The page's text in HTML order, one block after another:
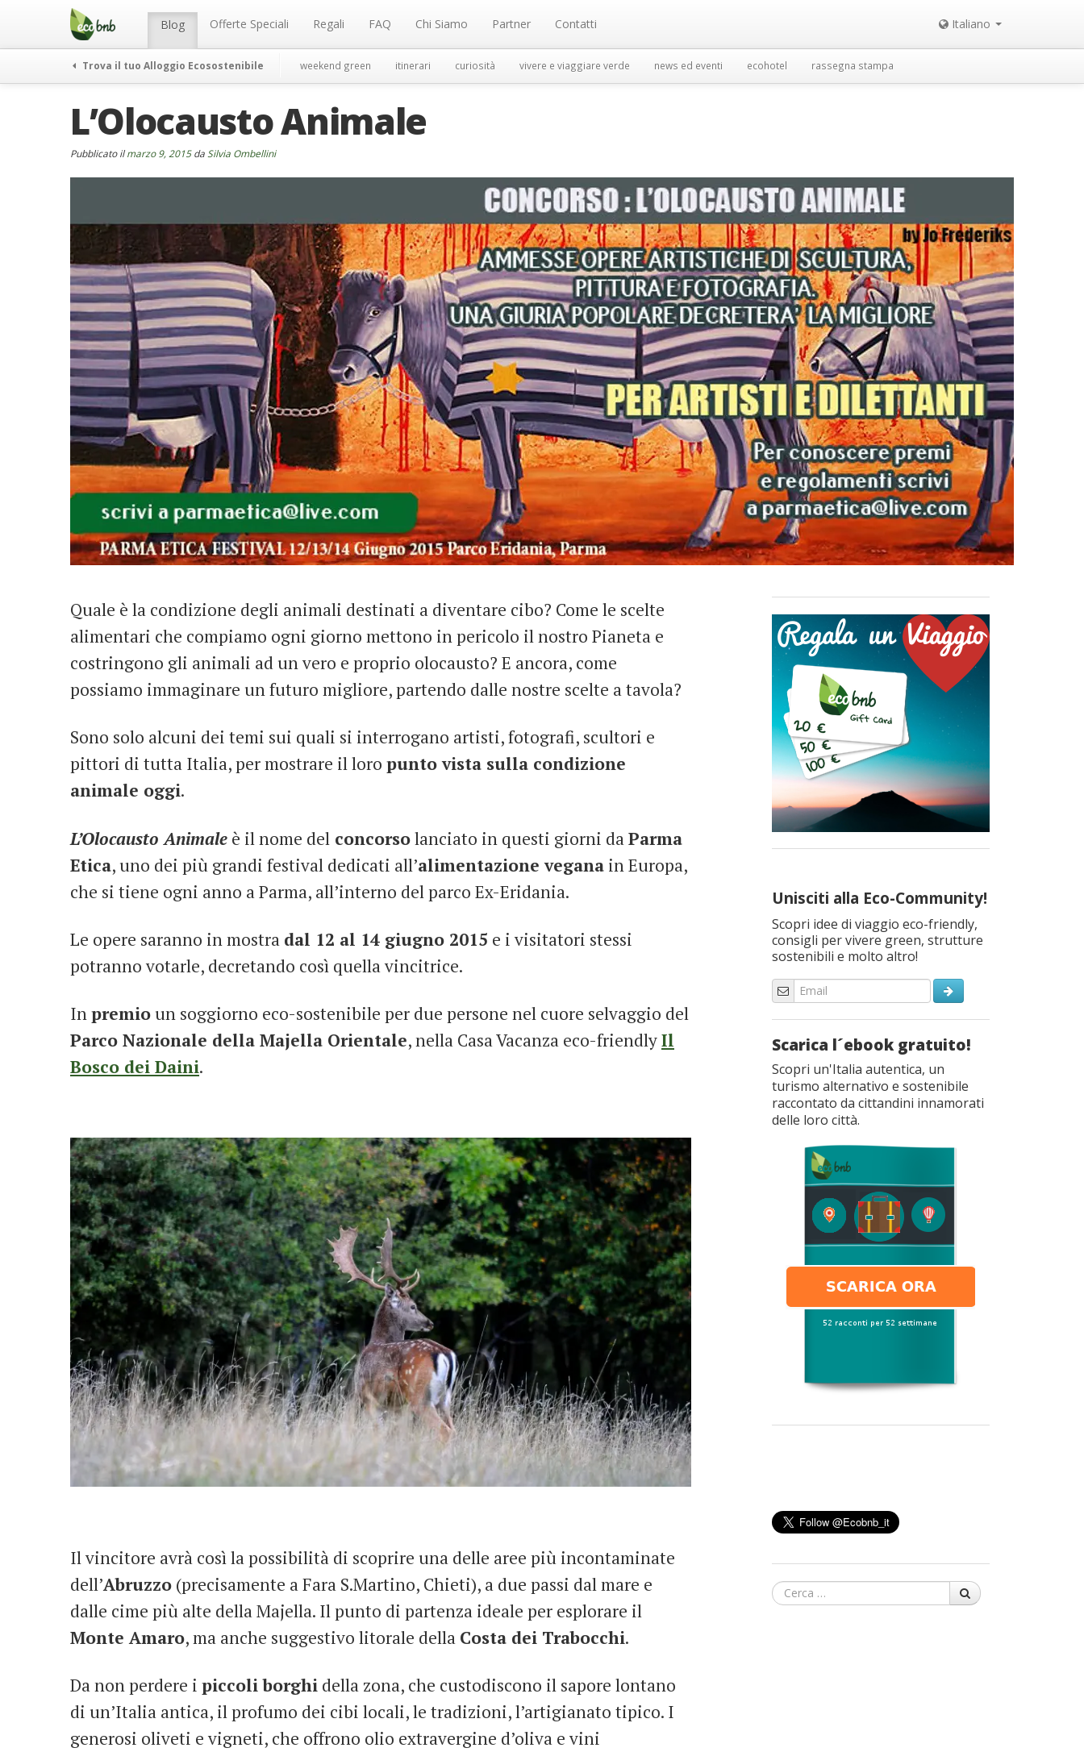
Menu Blog Offerte Speciali Regali FAQ Chi Siamo Partner Contatti Italiano
Trova il tuo Alloggio Ecosostenibile weekend green itinerari curiosità vivere e viaggiare verde news ed eventi ecohotel rassegna stampa
L’Olocausto Animale
Pubblicato ilmarzo 9, 2015da Silvia Ombellini
Quale è la condizione degli animali destinati a diventare cibo? Come le scelte
alimentari che compiamo ogni giorno mettono in pericolo il nostro Pianeta e
costringono gli animali ad un vero e proprio olocausto? E ancora, come
possiamo immaginare un futuro migliore, partendo dalle nostre scelte a tavola?
Sono solo alcuni dei temi sui quali si interrogano artisti, fotografi, scultori e
pittori di tutta Italia, per mostrare il loro punto vista sulla condizione
animale oggi.
L’Olocausto Animale è il nome del concorsolanciato in questi giorni da Parma
Etica, uno dei più grandi festival dedicati all’alimentazione vegana in Europa,
che si tiene ogni anno a Parma, all’interno del parco Ex-Eridania.
Le opere saranno in mostra dal 12 al 14 giugno 2015 e i visitatori stessi
potranno votarle, decretando così quella vincitrice.
Inpremioun soggiorno eco-sostenibile per due persone nel cuore selvaggio del
Parco Nazionale della Majella Orientale, nella Casa Vacanza eco-friendlyIl
Bosco dei Daini.
Il vincitore avrà così la possibilità di scoprire una delle aree più incontaminate
dell’Abruzzo (precisamente a Fara S.Martino, Chieti), a due passi dal mare e
dalle cime più alte della Majella. Il punto di partenza ideale per esplorare il
Monte Amaro, ma anche suggestivo litorale della Costa dei Trabocchi.
Da non perdere i piccoli borghi della zona, che custodiscono il sapore lontano
di un’Italia antica, il profumo dei cibi locali, le tradizioni, l’artigianato tipico. I
generosi oliveti e vigneti, che offrono olio extravergine d’oliva e vini
Unisciti alla Eco-Community!
Scopri idee di viaggio eco-friendly,
consigli per vivere green, strutture
sostenibili e molto altro!
Scarica l´ebook gratuito!
Scopri un'Italia autentica, un
turismo alternativo e sostenibile
raccontato da cittandini innamorati
delle loro città.
Cerca